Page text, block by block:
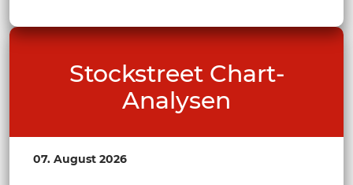
Stockstreet Chart-
Analysen
07. August 2026